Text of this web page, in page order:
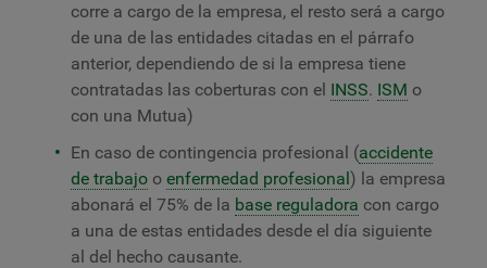
corre a cargo de la empresa, el resto será a cargo
de una de las entidades citadas en el párrafo
anterior, dependiendo de si la empresa tiene
contratadas las coberturas con el INSS. ISM o
con una Mutua)
En caso de contingencia profesional (accidente
de trabajo o enfermedad profesional) la empresa
abonará el 75% de la base reguladora con cargo
a una de estas entidades desde el día siguiente
al del hecho causante.